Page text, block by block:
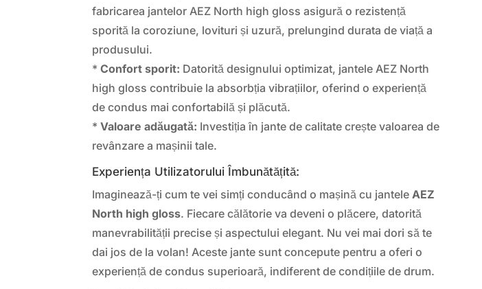
fabricarea jantelor AEZ North high gloss asigură o rezistență
sporită la coroziune, lovituri și uzură, prelungind durata de viață a
produsului.
*Confort sporit: Datorită designului optimizat, jantele AEZ North
high gloss contribuie la absorbția vibrațiilor, oferind o experiență
de condus mai confortabilă și plăcută.
*Valoare adăugată: Investiția în jante de calitate crește valoarea de
revânzare a mașinii tale.
Experiența Utilizatorului Îmbunătățită:
Imaginează-ți cum te vei simți conducând o mașină cu jantele AEZ
North high gloss. Fiecare călătorie va deveni o plăcere, datorită
manevrabilității precise și aspectului elegant. Nu vei mai dori să te
dai jos de la volan! Aceste jante sunt concepute pentru a oferi o
experiență de condus superioară, indiferent de condițiile de drum.